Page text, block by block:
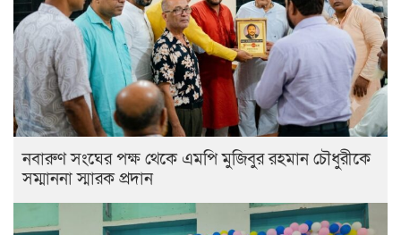
নবারুণ সংঘের পক্ষ থেকে এমপি মুজিবুর রহমান চৌধুরীকে
সম্মাননা স্মারক প্রদান